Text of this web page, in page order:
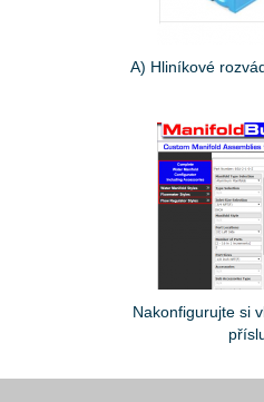
A) Hliníkové
Nakonfigurujte si